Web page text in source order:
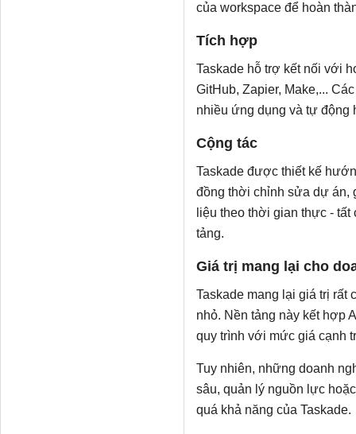
của workspace để hoàn
Tích hợp
Taskade hỗ trợ kết nối với
GitHub, Zapier, Make,...
nhiều ứng dụng và tự động
Cộng tác
Taskade được thiết kế
đồng thời chỉnh sửa dự án,
liệu theo thời gian thực -
tảng.
Giá trị mang lại cho
Taskade mang lại giá trị rất
nhỏ. Nền tảng này kết hợp
quy trình với mức giá cạnh
Tuy nhiên, những doanh
sâu, quản lý nguồn lực
quá khả năng của Taskade.